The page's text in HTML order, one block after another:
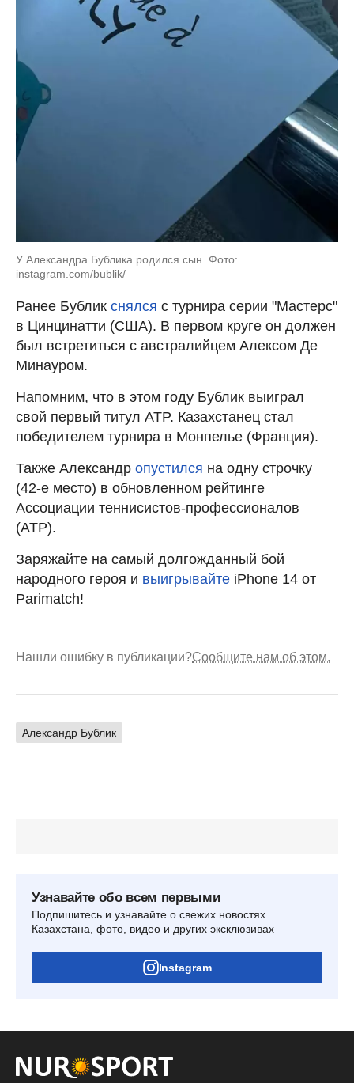
У Александра Бублика родился сын. Фото:
instagram.com/bublik/
Ранее Бублик снялся с турнира серии "Мастерс"
в Цинцинатти (США). В первом круге он должен
был встретиться с австралийцем Алексом Де
Минауром.
Напомним, что в этом году Бублик выиграл
свой первый титул ATP. Казахстанец стал
победителем турнира в Монпелье (Франция).
Также Александр опустился на одну строчку
(42-е место) в обновленном рейтинге
Ассоциации теннисистов-профессионалов
(АТР).
Заряжайте на самый долгожданный бой
народного героя и выигрывайте iPhone 14 от
Parimatch!
Нашли ошибку в публикации?Сообщите нам об этом.
Александр Бублик
Узнавайте обо всем первыми
Подпишитесь и узнавайте о свежих новостях
Казахстана, фото, видео и других эксклюзивах
Instagram